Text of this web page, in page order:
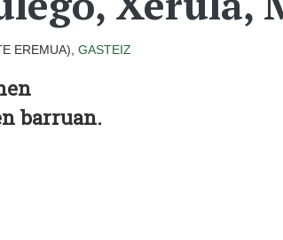
EREMUA), GASTEIZ
barruan.